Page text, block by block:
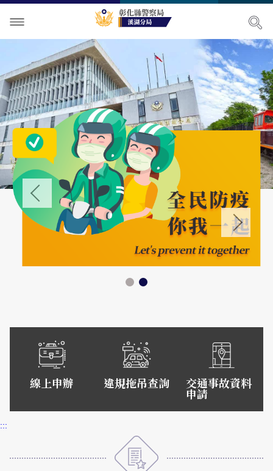
關於我們
主管簡介
組織執掌
聯絡資訊
轄區概況
轄區派出所
訊息中心
最新消息
公開徵信專區
活動訊息
RSS訊息中心
各項宣導
治安宣導
交通安全宣導
預防宣導
婦幼宣導
法令條文宣導
其他宣導
109年度春節安全維護專區
便民服務
便民服務
表單下載
資料查詢
申辦資訊
常見問答
民意廣場
分局長信箱
問卷調查
影音出版品
活動相簿
相關連結
網站導覽
本局信箱
常見問答
線上申辦 違規拖吊查詢 交通事故資料
申請
›
:::